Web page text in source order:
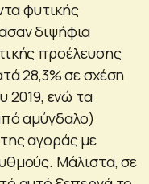
φυτικής
διψήφια
προέλευσης
28,3% σε σχέση
2019, ενώ τα
αμύγδαλο)
αγοράς με
Μάλιστα, σε